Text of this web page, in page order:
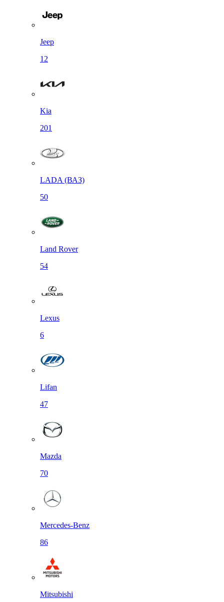
Jeep
12
Kia
201
LADA (ВАЗ)
50
Land Rover
54
Lexus
6
Lifan
47
Mazda
70
Mercedes-Benz
86
Mitsubishi